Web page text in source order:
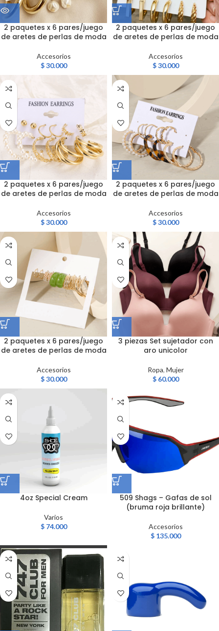
2 paquetes x 6 pares/juego
de aretes de perlas de moda
Accesorios
$30.000
2 paquetes x 6 pares/juego
de aretes de perlas de moda
Accesorios
$30.000
2 paquetes x 6 pares/juego
de aretes de perlas de moda
Accesorios
$30.000
2 paquetes x 6 pares/juego
de aretes de perlas de moda
Accesorios
$30.000
2 paquetes x 6 pares/juego
de aretes de perlas de moda
Accesorios
$30.000
3 piezas Set sujetador con
aro unicolor
Ropa, Mujer
$60.000
4oz Special Cream
Varios
$74.000
509 Shags – Gafas de sol
(bruma roja brillante)
Accesorios
$135.000